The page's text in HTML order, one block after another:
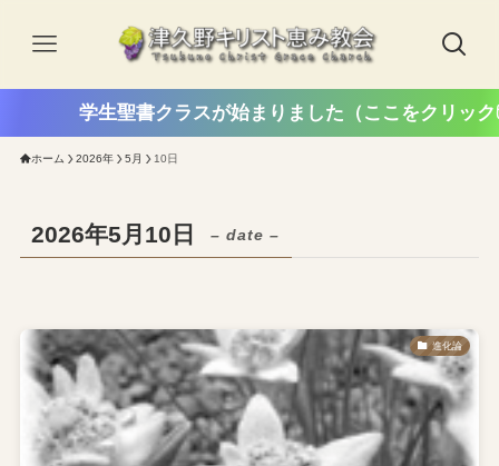
学生聖書クラスが始まりました（ここをクリック
ホーム 2026年 5月 10日
2026年5月10日 – date –
進化論